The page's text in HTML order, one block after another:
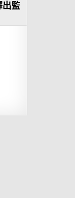
監